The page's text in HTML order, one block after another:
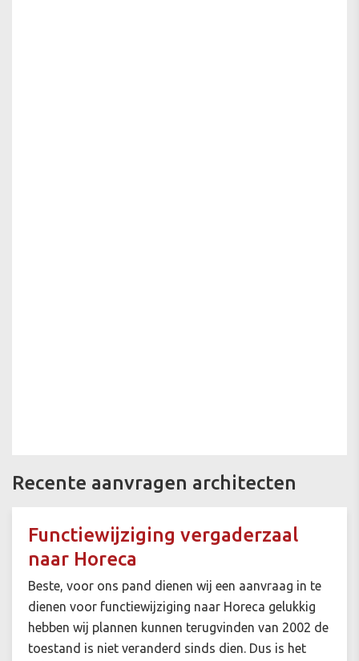
Recente aanvragen architecten
Functiewijziging vergaderzaal
naar Horeca
Beste, voor ons pand dienen wij een aanvraag in te
dienen voor functiewijziging naar Horeca gelukkig
hebben wij plannen kunnen terugvinden van 2002 de
toestand is niet veranderd sinds dien. Dus is het